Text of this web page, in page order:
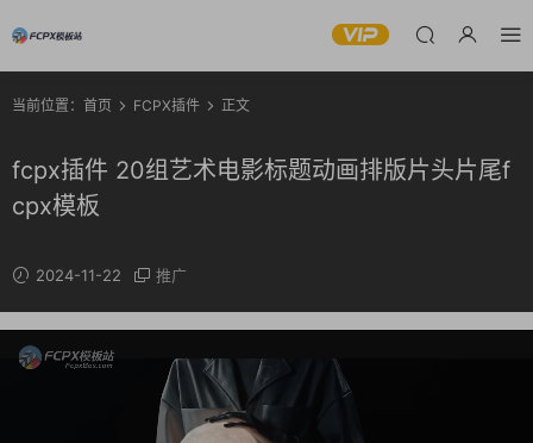
当前位置： 首页 FCPX插件 正文
fcpx插件 20组艺术电影标题动画排版片头片尾f
cpx模板
2024-11-22 推广